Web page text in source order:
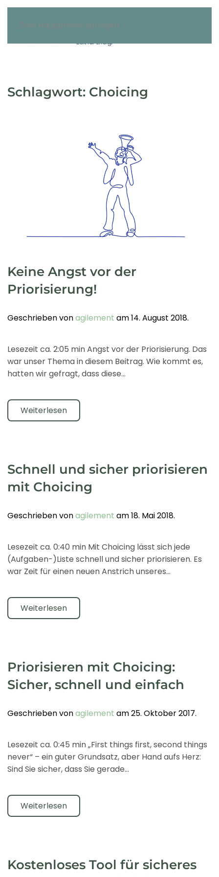
Zum Hauptinhalt springen
Schlagwort: Choicing
Keine Angst vor der
Priorisierung!
Geschrieben vonagilement am14. August 2018.
Lesezeit ca. 2:05 min Angst vor der Priorisierung. Das
war unser Thema in diesem Beitrag. Wie kommt es,
hatten wir gefragt, dass diese...
Weiterlesen
Schnell und sicher priorisieren
mit Choicing
Geschrieben vonagilement am18. Mai 2018.
Lesezeit ca. 0:40 min Mit Choicing lässt sich jede
(Aufgaben-)Liste schnell und sicher priorisieren. Es
war Zeit für einen neuen Anstrich unseres...
Weiterlesen
Priorisieren mit Choicing:
Sicher, schnell und einfach
Geschrieben vonagilement am25. Oktober 2017.
Lesezeit ca. 0:45 min „First things first, second things
never“ – ein guter Grundsatz, aber Hand aufs Herz:
Sind Sie sicher, dass Sie gerade...
Weiterlesen
Kostenloses Tool für sicheres